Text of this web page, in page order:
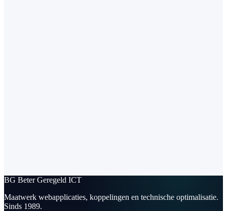
BG Beter Geregeld ICT
Maatwerk webapplicaties, koppelingen en technische optimalisatie.
Sinds 1989.